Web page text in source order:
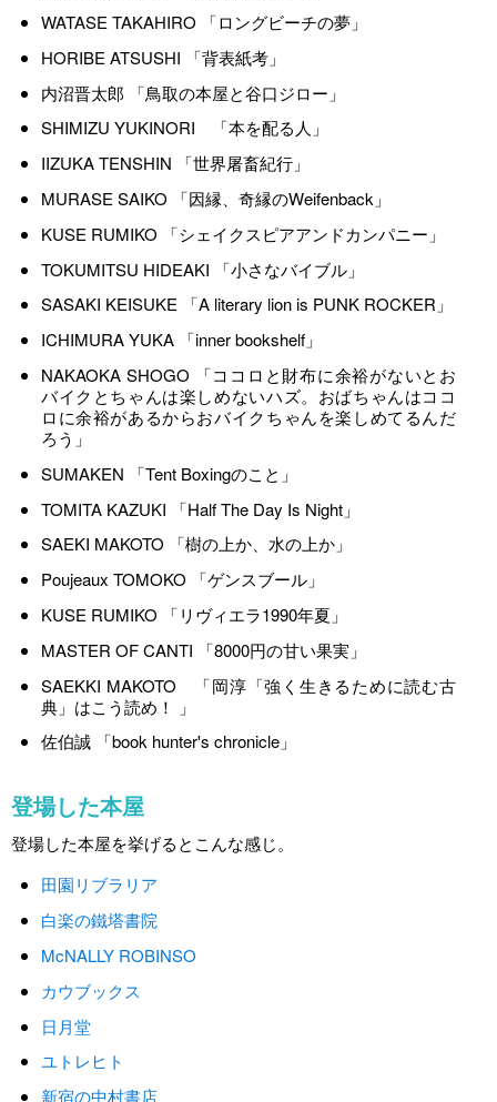
WATASE TAKAHIRO 「ロングビーチの夢」
HORIBE ATSUSHI 「背表紙考」
内沼晋太郎 「鳥取の本屋と谷口ジロー」
SHIMIZU YUKINORI 「本を配る人」
IIZUKA TENSHIN 「世界屠畜紀行」
MURASE SAIKO 「因縁、奇縁のWeifenback」
KUSE RUMIKO 「シェイクスピアアンドカンパニー」
TOKUMITSU HIDEAKI 「小さなバイブル」
SASAKI KEISUKE 「A literary lion is PUNK ROCKER」
ICHIMURA YUKA 「inner bookshelf」
NAKAOKA SHOGO 「ココロと財布に余裕がないとお
バイクとちゃんは楽しめないハズ。おばちゃんはココ
ロに余裕があるからおバイクちゃんを楽しめてるんだ
ろう」
SUMAKEN 「Tent Boxingのこと」
TOMITA KAZUKI 「Half The Day Is Night」
SAEKI MAKOTO 「樹の上か、水の上か」
Poujeaux TOMOKO 「ゲンスブール」
KUSE RUMIKO 「リヴィエラ1990年夏」
MASTER OF CANTI 「8000円の甘い果実」
SAEKKI MAKOTO 「岡淳「強く生きるために読む古
典」はこう読め！ 」
佐伯誠 「book hunter's chronicle」
登場した本屋
登場した本屋を挙げるとこんな感じ。
田園リブラリア
白楽の鐵塔書院
McNALLY ROBINSO
カウブックス
日月堂
ユトレヒト
新宿の中村書店